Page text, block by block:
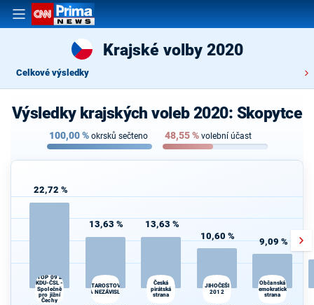
Krajské volby 2020
Celkové výsledky
Výsledky krajských voleb 2020: Skopytce
100,00% okrsků sečteno 48,55% volební účast
22,72 %
TOP 09 a
KDU-ČSL -
Společně
pro jižní
Čechy
13,63 %
STAROSTOVÉ
A NEZÁVISLÍ
13,63 %
Česká
pirátská
strana
10,60 %
JIHOČEŠI
2012
9,09 %
Občanská
demokratická
strana